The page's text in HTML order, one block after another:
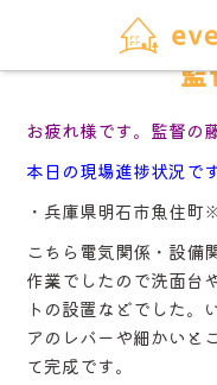
お疲れ様です。監督の
本日の現場進捗状況で
・兵庫県明石市魚住
こちら電気関係・設備
作業でしたので洗面台
トの設置などでした
アのレバーや細かいと
て完成です。